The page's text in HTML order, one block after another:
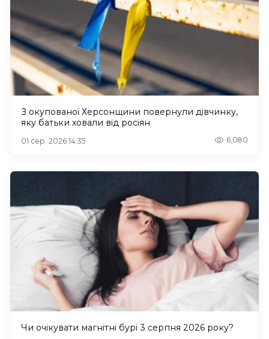
З окупованої Херсонщини повернули дівчинку,
яку батьки ховали від росіян
01 сер. 2026 14:35 6,080
Чи очікувати магнітні бурі 3 серпня 2026 року?